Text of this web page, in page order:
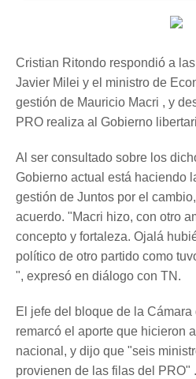
Cristian Ritondo respondió a
Javier Milei y el ministro de
gestión de Mauricio Macri , y
PRO realiza al Gobierno
Al ser consultado sobre los
Gobierno actual está haciendo
gestión de Juntos por el
acuerdo. "Macri hizo, con otro
concepto y fortaleza. Ojalá
político de otro partido como
", expresó en diálogo con TN.
El jefe del bloque de la
remarcó el aporte que hicieron
nacional, y dijo que "seis
provienen de las filas del PRO" .